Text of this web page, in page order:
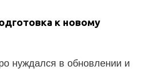
к новому
нуждался в обновлении и